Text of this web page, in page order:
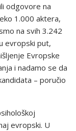
odgovore na
1.000 aktera,
na svih 3.242
evropski put,
Evropske
i nadamo se da
– poručio
evropski. U